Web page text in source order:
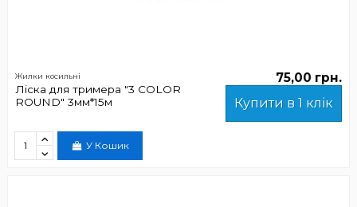
Жилки косильні
Ліска для тримера "3 COLOR
ROUND" 3мм*15м
75,00 грн.
Купити в 1 клік
У Кошик